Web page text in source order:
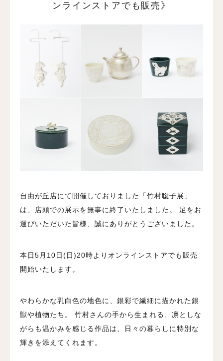
ンラインストアでも販売》
自由が丘店にて開催しておりました「竹村聡子展」
は、店頭での展示を無事に終了いたしました。 足をお
運びいただいた皆様、誠にありがとうございました。
本日5月10日(日)20時よりオンラインストアでも販売
開始いたします。
やわらかな乳白色の地色に、銀彩で繊細に描かれた銀
獣や植物たち。 竹村さんの手から生まれる、凛としな
がらも温かみを感じる作品は、日々の暮らしに特別な
輝きを添えてくれます。